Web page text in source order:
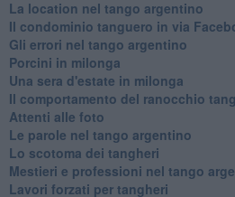
La location nel tango argentino
Il condominio tanguero in via
Gli errori nel tango argentino
Porcini in milonga
Una sera d'estate in milonga
Il comportamento del ranocchio
Attenti alle foto
Le parole nel tango argentino
Lo scotoma dei tangheri
Mestieri e professioni nel tango
Lavori forzati per tangheri